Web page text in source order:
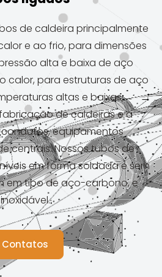
de caldeira principalmente
e ao frio, para dimensões
alta e baixa de aço
calor, para estruturas de aço
altas e baixas,
de caldeiras e a
equipamentos
centrais. Nossos tubos de
em forma soldada e sem
em tipo de aço-carbono, e
inoxidável.
Contatos